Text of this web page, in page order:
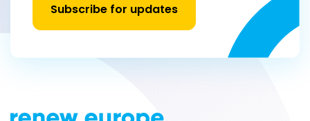
Subscribe for updates